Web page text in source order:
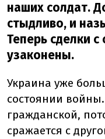
наших солдат.
стыдливо, и
Теперь сделки с
узаконены.
Украина уже
состоянии
гражданской,
сражается с